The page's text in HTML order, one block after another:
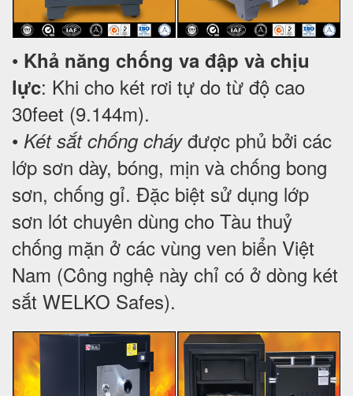
• Khả năng chống va đập và chịu
lực: Khi cho két rơi tự do từ độ cao
30feet (9.144m).
• Két sắt chống cháyđược phủ bởi các
lớp sơn dày, bóng, mịn và chống bong
sơn, chống gỉ. Đặc biệt sử dụng lớp
sơn lót chuyên dùng cho Tàu thuỷ
chống mặn ở các vùng ven biển Việt
Nam (Công nghệ này chỉ có ở dòng két
sắt WELKO Safes).